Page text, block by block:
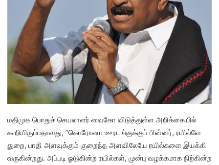
மதிமுக பொதுச் செயலாளர் வைகோ விடுத்துள்ள அறிக்கையில்
கூறியிருப்பதாவது, ”கொரோனா ஊரடங்குக்குப் பின்னர், ரயில்வே
துறை, பாதி அளவுக்கும் குறைந்த அளவிலேயே ரயில்களை இயக்கி
வருகின்றது. அப்படி ஓடுகின்ற ரயில்கள், முன்பு வழக்கமாக நிற்கின்ற